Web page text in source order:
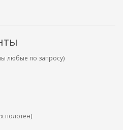
любые по запросу)
полотен)